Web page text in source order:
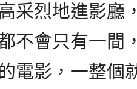
采烈地進影廳
不會只有一間
電影，一整個